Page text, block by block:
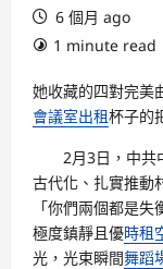
6 個月 ago
1 minute read
她收藏的四對完美
會議室出租杯子的
2月3日，中共
古代化、扎實推動
「你們兩個都是
極度鎮靜且優時租
光，光束瞬間舞蹈